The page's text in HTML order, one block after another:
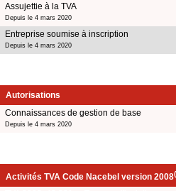
Assujettie à la TVA
Depuis le 4 mars 2020
Entreprise soumise à inscription
Depuis le 4 mars 2020
Autorisations
Connaissances de gestion de base
Depuis le 4 mars 2020
Activités TVA Code Nacebel version 2008